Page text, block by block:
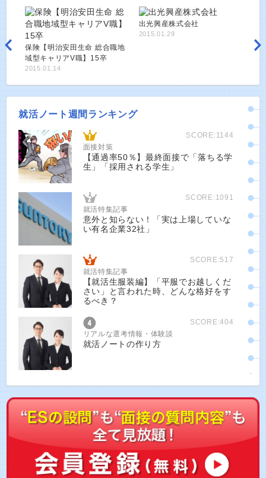
保険【明治安田生命 総合職地
域型キャリアV職】15卒
2015.01.14
出光興産株式会社
2015.01.29
就活ノート週間ランキング
SCORE:1144
面接対策
【通過率50％】最終面接で「落ちる学
生」「採用される学生」
SCORE:1091
就活特集記事
意外と知らない！「実は上場していな
い有名企業32社」
SCORE:517
就活特集記事
【就活生服装編】「平服でお越しくだ
さい」と言われた時、どんな格好をす
るべき？
SCORE:404
リアルな選考情報・体験談
就活ノートの作り方